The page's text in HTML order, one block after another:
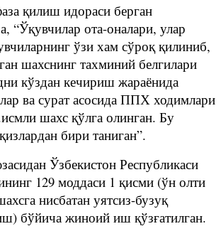
қилиш идораси берган
“Ўқувчилар ота-оналари, улар
ўзи хам сўроқ қилиниб,
шахснинг тахминий белгилари
кўздан кечириш жараёнида
ва сурат асосида ППХ ходимлари
шахс қўлга олинган. Бу
бири таниган”.
Ўзбекистон Республикаси
129 моддаси 1 қисми (ўн олти
нисбатан уятсиз-бузуқ
бўйича жиноий иш қўзғатилган.